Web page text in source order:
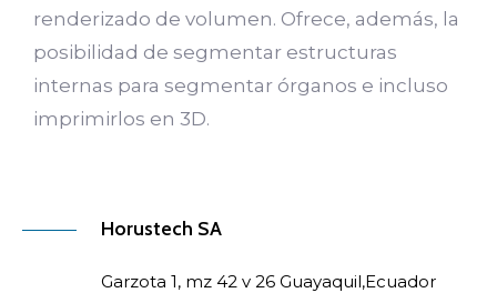
renderizado de volumen. Ofrece, además, la
posibilidad de segmentar estructuras
internas para segmentar órganos e incluso
imprimirlos en 3D.
Horustech SA
Garzota 1, mz 42 v 26 Guayaquil,Ecuador